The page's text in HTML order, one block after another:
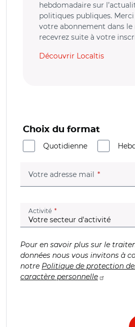
hebdomadaire sur
politiques publiques.
votre abonnement dans le
recevrez suite à votre
Découvrir Localtis
Choix du format
Quotidienne
Votre adresse mail (champ
Activité (champ obligatoire)
Pour en savoir plus sur le
données nous vous invitons à
notre Politique de protection
caractère personnelle